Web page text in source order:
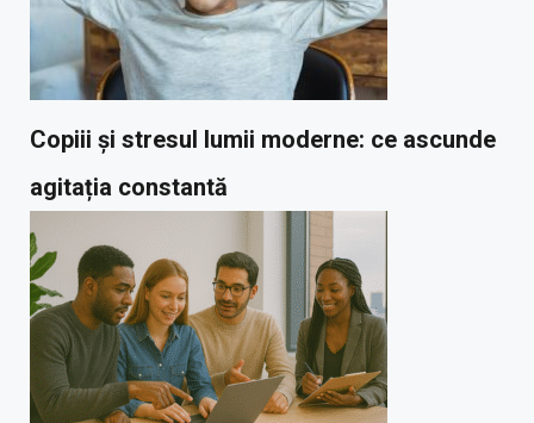
Copiii și stresul lumii moderne: ce ascunde
agitația constantă